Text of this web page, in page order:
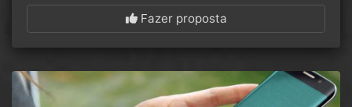
Fazer proposta